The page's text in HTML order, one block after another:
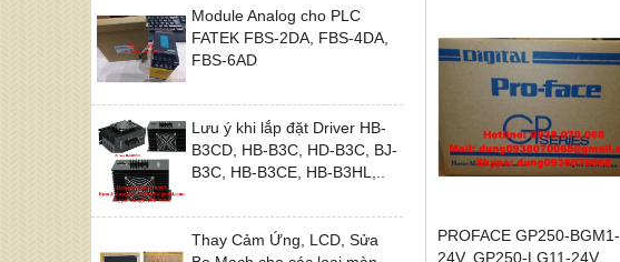
Module Analog cho PLC
FATEK FBS-2DA, FBS-4DA,
FBS-6AD
Lưu ý khi lắp đặt Driver HB-
B3CD, HB-B3C, HD-B3C, BJ-
B3C, HB-B3CE, HB-B3HL,..
Thay Cảm Ứng, LCD, Sửa
PROFACE GP250-BGM1-
24V, GP250-LG11-24V,